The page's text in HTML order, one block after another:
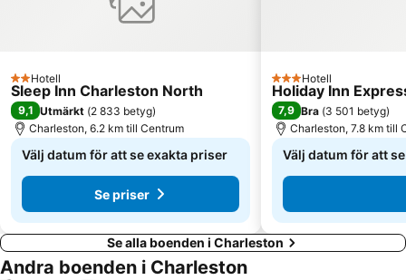
2 Stjärnor
Hotell
Sleep Inn Charleston North
9,1 Utmärkt (2 833 betyg)
Charleston, 6.2 km till Centrum
Välj datum för att se exakta priser
Se priser
3 Stjärnor
Hotell
Holiday Inn
7,9 Bra (3 501 betyg)
Charleston, 7.8 km till
Välj datum för att
Se alla boenden i Charleston
Andra boenden i Charleston